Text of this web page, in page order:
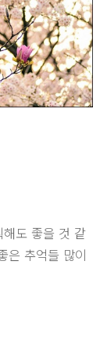
도 좋을 것 같
은 추억들 많이